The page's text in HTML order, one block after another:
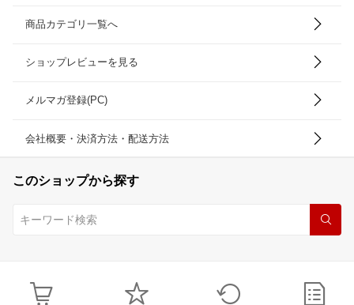
商品カテゴリ一覧へ
ショップレビューを見る
メルマガ登録(PC)
会社概要・決済方法・配送方法
このショップから探す